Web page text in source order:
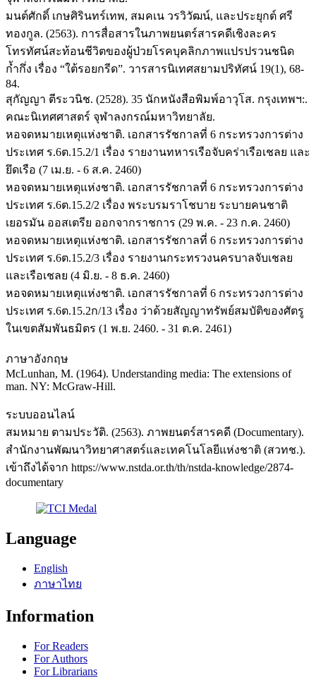
มนต์ศักดิ์ เกษศิรินทร์เทพ, สมคเน วรวิวัฒน์, และประยุกต์ ศรี
ทองกูล. (2563). การสื่อสารในภาพยนตร์สารคดีเชิงละคร
โทรทัศน์สะท้อนชีวิตของผู้ป่วยโรคบุคลิกภาพแปรปรวนชนิด
ก้ำกึ่ง เรื่อง “ใต้รอยกรีด”. วารสารนิเทศสยามปริทัศน์ 19(1), 68-
84.
สุกัญญา ตีระวนิช. (2528). 35 นักหนังสือพิมพ์อาวุโส. กรุงเทพฯ:.
คณะนิเทศศาสตร์ จุฬาลงกรณ์มหาวิทยาลัย.
หอจดหมายเหตุแห่งชาติ. เอกสารรัชกาลที่ 6 กระทรวงการต่าง
ประเทศ ร.6ต.15.2/1 เรื่อง รายงานทหารเรือจับคร่าเรือเชลย และ
ยึดเรือ (7 เม.ย. - 6 ส.ค. 2460)
หอจดหมายเหตุแห่งชาติ. เอกสารรัชกาลที่ 6 กระทรวงการต่าง
ประเทศ ร.6ต.15.2/2 เรื่อง พระบรมราโชบาย ระบายคนชาติ
เยอรมัน ออสเตรีย ออกจากราชการ (29 พ.ค. - 23 ก.ค. 2460)
หอจดหมายเหตุแห่งชาติ. เอกสารรัชกาลที่ 6 กระทรวงการต่าง
ประเทศ ร.6ต.15.2/3 เรื่อง รายงานกระทรวงนครบาลจับเชลย
และเรือเชลย (4 มิ.ย. - 8 ธ.ค. 2460)
หอจดหมายเหตุแห่งชาติ. เอกสารรัชกาลที่ 6 กระทรวงการต่าง
ประเทศ ร.6ต.15.2ก/13 เรื่อง ว่าด้วยสัญญาทรัพย์สมบัติของศัตรู
ในเขตสัมพันธมิตร (1 พ.ย. 2460. - 31 ต.ค. 2461)
ภาษาอังกฤษ
McLunhan, M. (1964). Understanding media: The extensions of
man. NY: McGraw-Hill.
ระบบออนไลน์
สมหมาย ตามประวัติ. (2563). ภาพยนตร์สารคดี (Documentary).
สำนักงานพัฒนาวิทยาศาสตร์และเทคโนโลยีแห่งชาติ (สวทช.).
เข้าถึงได้จาก https://www.nstda.or.th/th/nstda-knowledge/2874-
documentary
Language
English
ภาษาไทย
Information
For Readers
For Authors
For Librarians